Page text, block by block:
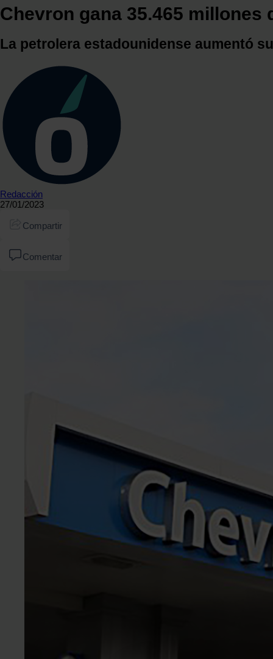
MOVILIDAD
ALMACENAMIENTO
TOP 10
TECH
Chevron gana 35.465 millones
La petrolera estadounidense aumentó
Redacción
27/01/2023
Compartir
Comentar